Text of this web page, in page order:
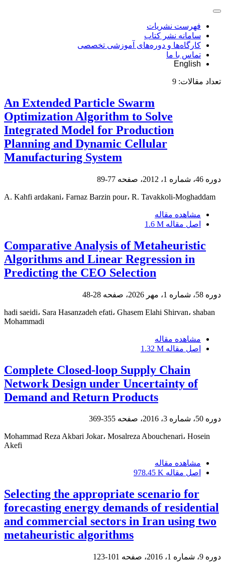
فهرست نشریات
سامانه نشر کتاب
کارگاه‌ها و دوره‌های آموزشی تخصصی
تماس با ما
English
تعداد مقالات: 9
An Extended Particle Swarm
Optimization Algorithm to Solve
Integrated Model for Production
Planning and Dynamic Cellular
Manufacturing System
دوره 46، شماره 1، 2012، صفحه 77-89
A. Kahfi ardakani، Farnaz Barzin pour، R. Tavakkoli-Moghaddam
مشاهده مقاله
اصل مقاله 1.6 M
Comparative Analysis of Metaheuristic
Algorithms and Linear Regression in
Predicting the CEO Selection
دوره 58، شماره 1، مهر 2026، صفحه 28-48
hadi saeidi، Sara Hasanzadeh efati، Ghasem Elahi Shirvan، shaban
Mohammadi
مشاهده مقاله
اصل مقاله 1.32 M
Complete Closed-loop Supply Chain
Network Design under Uncertainty of
Demand and Return Products
دوره 50، شماره 3، 2016، صفحه 355-369
Mohammad Reza Akbari Jokar، Mosalreza Abouchenari، Hosein
Akefi
مشاهده مقاله
اصل مقاله 978.45 K
Selecting the appropriate scenario for
forecasting energy demands of residential
and commercial sectors in Iran using two
metaheuristic algorithms
دوره 9، شماره 1، 2016، صفحه 101-123